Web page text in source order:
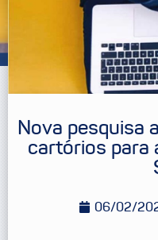
Nova pesquisa
cartórios para
06/02/